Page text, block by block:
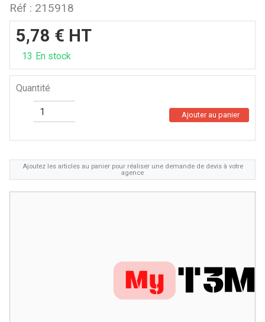
Réf : 215918
Ajoutez les articles au panier pour réaliser une demande de devis à votre
agence
5,78 € HT
13 En stock
Quantité
Ajouter au panier